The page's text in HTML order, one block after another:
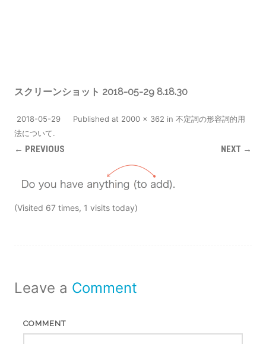
スクリーンショット 2018-05-29 8.18.30
Published
2018-05-29 at 2000 × 362 in 不定詞の形容詞的用
法について.
← PREVIOUS NEXT →
(Visited 67 times, 1 visits today)
Leave a Comment
COMMENT